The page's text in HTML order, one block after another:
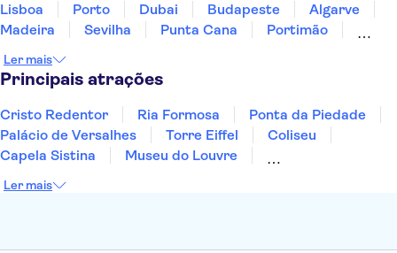
Lisboa
Porto Dubai Budapeste
Algarve
Madeira
Sevilha Punta Cana
Portimão
Sesimbra
Ler mais
Principais atrações
Cristo Redentor Ria Formosa
Ponta da Piedade
Palácio de Versalhes
Torre Eiffel
Coliseu
Capela Sistina
Museu do Louvre
Torre de Belém
Ler mais